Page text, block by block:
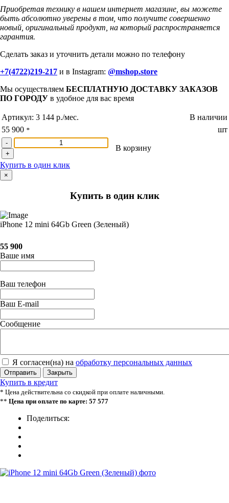
Приобретая технику в нашем интернет магазине, вы можете
быть абсолютно уверены в том, что получите совершенно
новый, оригинальный продукт, на который распространяется
гарантия.
Сделать заказ и уточнить детали можно по телефону
+7(4722)219-217 и в Instagram: @mshop.store
Мы осуществляем БЕСПЛАТНУЮ ДОСТАВКУ ЗАКАЗОВ
ПО ГОРОДУ в удобное для вас время
Артикул: 3 144 р./мес.
В наличии
55 900 * шт
-
+
В корзину
Купить в один клик
×
Купить в один клик
iPhone 12 mini 64Gb Green (Зеленый)
55 900
Ваше имя
Ваш телефон
Ваш E-mail
Сообщение
Я согласен(на) на обработку персональных данных
Отправить Закрыть
Купить в кредит
* Цена действительна со скидкой при оплате наличными.
** Цена при оплате по карте: 57 577
Поделиться: